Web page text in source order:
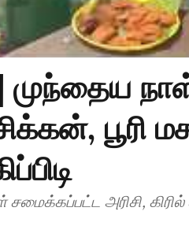
முந்தைய
பூரி
அரிசி, கிரில்